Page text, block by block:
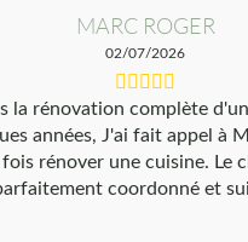
MARC ROGER
02/07/2026
la rénovation complète
années, J'ai fait appel à
rénover une cuisine. Le
coordonné et